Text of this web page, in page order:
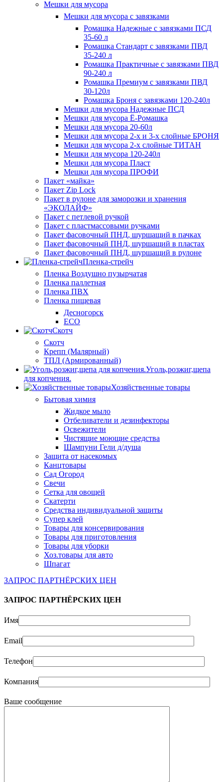
Мешки для мусора
Мешки для мусора с завязками
Ромашка Надежные с завязками ПСД
35-60 л
Ромашка Стандарт с завязками ПВД
35-240 л
Ромашка Практичные с завязками ПВД
90-240 л
Ромашка Премиум с завязками ПВД
30-120л
Ромашка Броня с завязками 120-240л
Мешки для мусора Надежные ПСД
Мешки для мусора Ё-Ромашка
Мешки для мусора 20-60л
Мешки для мусора 2-х и 3-х слойные БРОНЯ
Мешки для мусора 2-х слойные ТИТАН
Мешки для мусора 120-240л
Мешки для мусора Пласт
Мешки для мусора ПРОФИ
Пакет «майка»
Пакет Zip Lock
Пакет в рулоне для заморозки и хранения
«ЭКОЛАЙФ»
Пакет с петлевой ручкой
Пакет с пластмассовыми ручками
Пакет фасовочный ПНД, шуршащий в пачках
Пакет фасовочный ПНД, шуршащий в пластах
Пакет фасовочный ПНД, шуршащий в рулоне
Пленка-стрейч
Пленка Воздушно пузырчатая
Пленка паллетная
Пленка ПВХ
Пленка пищевая
Десногорск
ECO
Скотч
Скотч
Крепп (Малярный)
ТПЛ (Армированный)
Уголь,розжиг,щепа
для копчения.
Хозяйственные товары
Бытовая химия
Жидкое мыло
Отбеливатели и дезинфекторы
Освежители
Чистящие моющие средства
Шампуни Гели д/душа
Защита от насекомых
Канцтовары
Сад Огород
Свечи
Сетка для овощей
Скатерти
Средства индивидуальной защиты
Супер клей
Товары для консервирования
Товары для приготовления
Товары для уборки
Хоз.товары для авто
Шпагат
ЗАПРОС ПАРТНЁРСКИХ ЦЕН
ЗАПРОС ПАРТНЁРСКИХ ЦЕН
Имя
Email
Телефон
Компания
Ваше сообщение